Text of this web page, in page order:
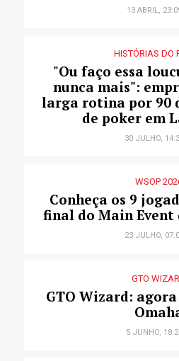
13 ABRIL,
HISTÓRIAS DO
"Ou faço essa
nunca mais":
larga rotina por 90
de poker em
30 JULHO,
WSOP
Conheça os 9
final do Main Event
23 JULHO,
GTO
GTO Wizard:
5 JUNHO,